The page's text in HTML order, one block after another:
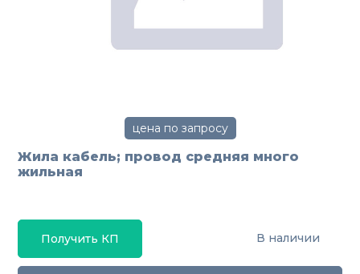
цена по запросу
Жила кабель; провод средняя много
жильная
Получить КП В наличии